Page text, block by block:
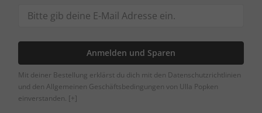
Anmelden und Sparen
Mit deiner Bestellung erklärst du dich mit den Datenschutzrichtlinien
und den Allgemeinen Geschäftsbedingungen von Ulla Popken
einverstanden. [+]